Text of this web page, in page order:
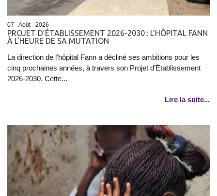
07 - Août - 2026
PROJET D’ÉTABLISSEMENT 2026-2030 : L’HÔPITAL FANN
À L'HEURE DE SA MUTATION
La direction de l’hôpital Fann a décliné ses ambitions pour les
cinq prochaines années, à travers son Projet d’Établissement
2026-2030. Cette...
Lire la suite...